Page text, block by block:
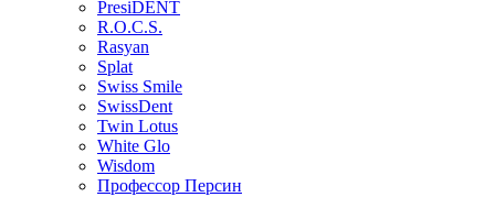
PresiDENT
R.O.C.S.
Rasyan
Splat
Swiss Smile
SwissDent
Twin Lotus
White Glo
Wisdom
Профессор Персин